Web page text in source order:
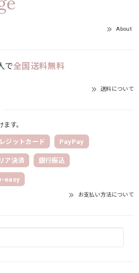
About
で全国送料無料
送料について
す。
ジットカード PayPay
ア決済 銀行振込
easy
お支払い方法について